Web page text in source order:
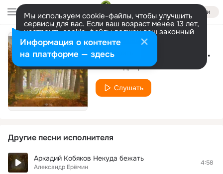
Войти
Мы используем cookie-файлы, чтобы улучшить
сервисы для вас. Если ваш возраст менее 13 лет,
настроить cookie-файлы должен ваш законный
представитель. Больше информации
Разрешить все Настроить В мои глаза ты посмотри
Александр Ерёмин
Слушать
Другие песни исполнителя
Аркадий Кобяков Некуда бежать
Александр Ерёмин
4:58
Информация о контенте
на платформе — здесь